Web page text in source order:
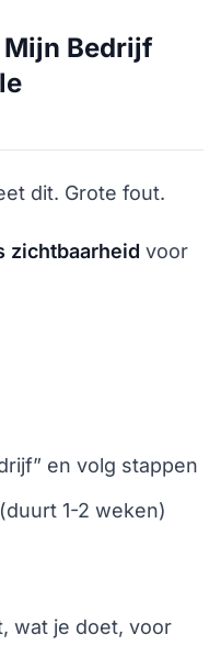
Mijn Bedrijf
dit. Grote fout.
zichtbaarheid voor
en volg stappen
1-2 weken)
wat je doet, voor